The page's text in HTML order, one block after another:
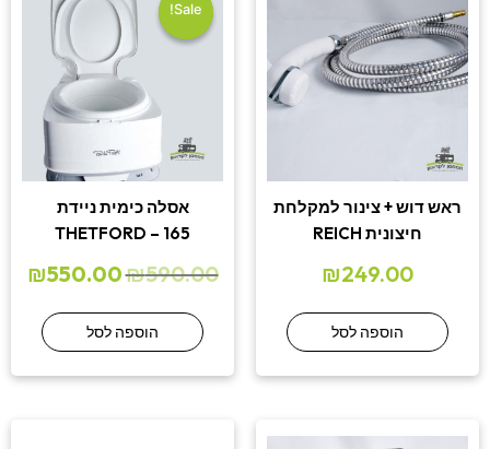
ראש דוש + צינור למקלחת
חיצונית REICH
₪249.00
הוספה לסל
Sale!
Sale!
אסלה כימית ניידת
THETFORD – 165
₪590.00
היה:
₪590.00.
₪550.00
הוספה לסל